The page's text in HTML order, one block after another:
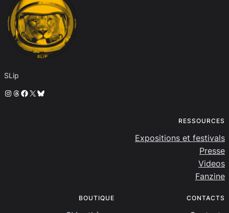
SLip
Instagram
Threads
Facebook
X Bluesky
RESSOURCES
Expositions et festivals
Presse
Videos
Fanzine
BOUTIQUE CONTACTS